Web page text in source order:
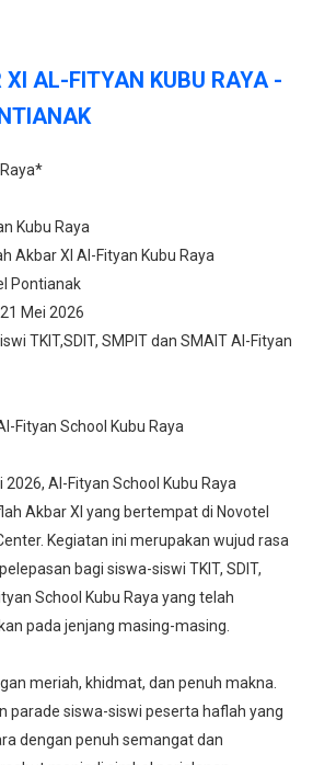
AL-FITYAN KUBU RAYA -
Kubu Raya
Akbar XI Al-Fityan Kubu Raya
Pontianak
Mei 2026
TKIT,SDIT, SMPIT dan SMAIT Al-Fityan
Fityan School Kubu Raya
Al-Fityan School Kubu Raya
Akbar XI yang bertempat di Novotel
Kegiatan ini merupakan wujud rasa
bagi siswa-siswi TKIT, SDIT,
School Kubu Raya yang telah
pada jenjang masing-masing.
meriah, khidmat, dan penuh makna.
parade siswa-siswi peserta haflah yang
dengan penuh semangat dan